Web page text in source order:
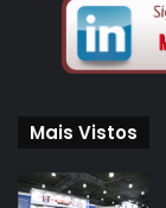
Mais Vistos